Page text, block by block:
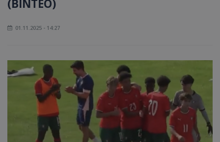
(ΒΙΝΤΕΟ)
01.11.2025 - 14:27